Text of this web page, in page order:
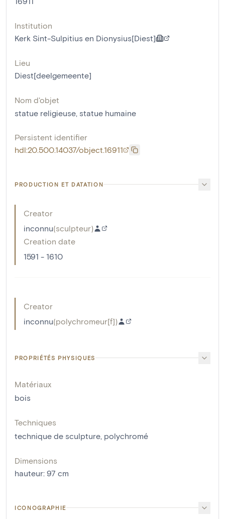
Institution
Kerk Sint-Sulpitius en Dionysius[Diest]
Lieu
Diest[deelgemeente]
Nom d'objet
statue religieuse statue humaine
Persistent identifier
hdl:20.500.14037/object.16911
PRODUCTION ET DATATION
Creator
inconnu(sculpteur)
Creation date
1591 - 1610
Creator
inconnu(polychromeur[f])
PROPRIÉTÉS PHYSIQUES
Matériaux
bois
Techniques
technique de sculpture polychromé
Dimensions
hauteur: 97 cm
ICONOGRAPHIE